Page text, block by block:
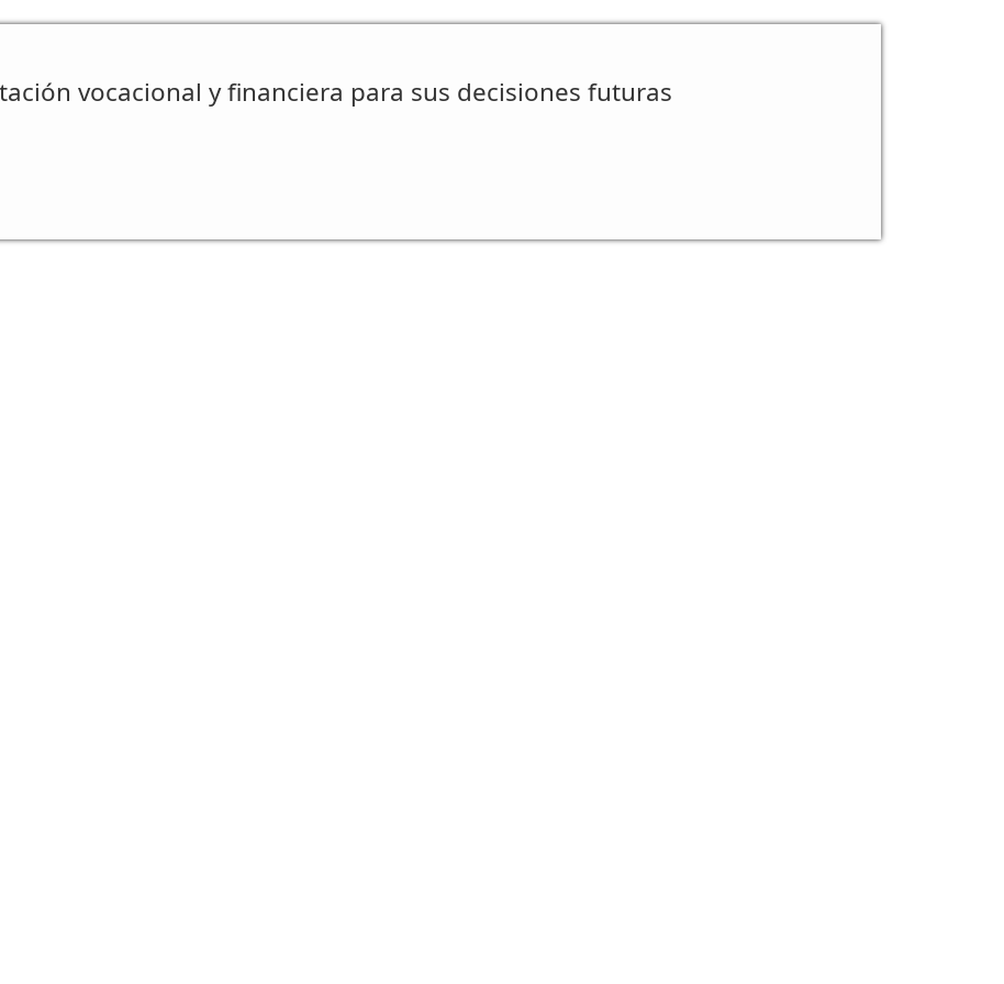
vocacional y financiera para sus decisiones futuras